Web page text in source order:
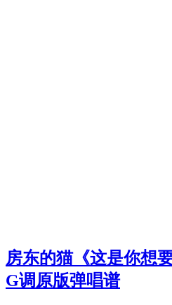
房东的猫《这是你想
G调原版弹唱谱